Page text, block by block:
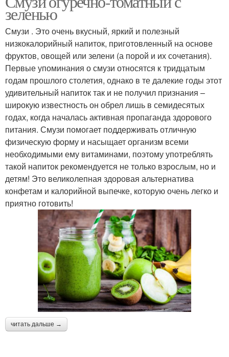
зеленью
Смузи . Это очень вкусный, яркий и полезный
низкокалорийный напиток, приготовленный на основе
фруктов, овощей или зелени (а порой и их сочетания).
Первые упоминания о смузи относятся к тридцатым
годам прошлого столетия, однако в те далекие годы этот
удивительный напиток так и не получил признания –
широкую известность он обрел лишь в семидесятых
годах, когда началась активная пропаганда здорового
питания. Смузи помогает поддерживать отличную
физическую форму и насыщает организм всеми
необходимыми ему витаминами, поэтому употреблять
такой напиток рекомендуется не только взрослым, но и
детям! Это великолепная здоровая альтернатива
конфетам и калорийной выпечке, которую очень легко и
приятно готовить!
читать дальше →